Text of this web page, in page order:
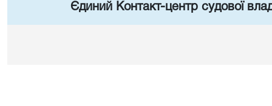
Єдиний Контакт-центр судової